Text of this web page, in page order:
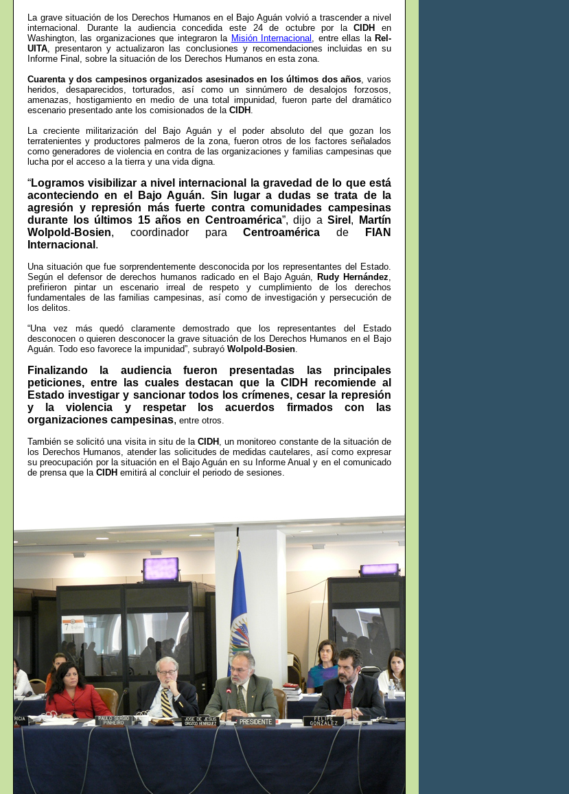
La grave situación de los Derechos Humanos en el Bajo Aguán volvió a trascender a nivel
internacional. Durante la audiencia concedida este 24 de octubre por laCIDH
en
Washington, las organizaciones que integraron la Misión Internacional , entre ellas la Rel-
UITA, presentaron y actualizaron las conclusiones y recomendaciones incluidas en su
Informe Final, sobre la situación de los Derechos Humanos en esta zona.
Cuarenta y dos campesinos organizados asesinados en los últimos dos años, varios
heridos, desaparecidos, torturados, así como un sinnúmero de desalojos forzosos,
amenazas, hostigamiento en medio de una total impunidad, fueron parte del dramático
escenario presentado ante los comisionados de la CIDH .
La creciente militarización del Bajo Aguán y el poder absoluto del que gozan los
terratenientes y productores palmeros de la zona, fueron otros de los factores señalados
como generadores de violencia en contra de las organizaciones y familias campesinas que
lucha por el acceso a la tierra y una vida digna.
“Logramos visibilizar a nivel internacional la gravedad de lo que está
aconteciendo en el Bajo Aguán. Sin lugar a dudas se trata de la
agresión y represión más fuerte contra comunidades campesinas
durante los últimos 15 años en Centroamérica”, dijo aSirel ,
Martín
Wolpold-Bosien, coordinador paraCentroamérica de
FIAN
Internacional .
Una situación que fue sorprendentemente desconocida por los representantes del Estado.
Según el defensor de derechos humanos radicado en el Bajo Aguán, Rudy Hernández,
prefirieron pintar un escenario irreal de respeto y cumplimiento de los derechos
fundamentales de las familias campesinas, así como de investigación y persecución de
los delitos.
“Una vez más quedó claramente demostrado que los representantes del Estado
desconocen o quieren desconocer la grave situación de los Derechos Humanos en el Bajo
Aguán. Todo eso favorece la impunidad”, subrayó Wolpold-Bosien.
Finalizando la audiencia fueron presentadas las principales
peticiones, entre las cuales destacan que la CIDH recomiende al
Estado investigar y sancionar todos los crímenes, cesar la represión
y la violencia y respetar los acuerdos firmados con las
organizaciones campesinas, entre otros.
También se solicitó una visita in situ de laCIDH , un monitoreo constante de la situación de
los Derechos Humanos, atender las solicitudes de medidas cautelares, así como expresar
su preocupación por la situación en el Bajo Aguán en su Informe Anual y en el comunicado
de prensa que la CIDH emitirá al concluir el periodo de sesiones.